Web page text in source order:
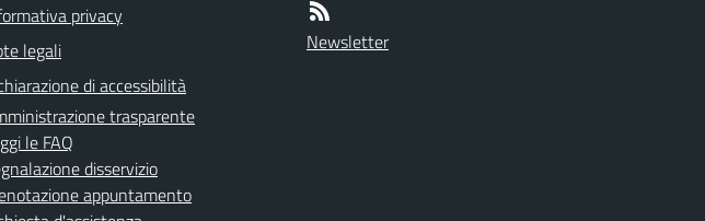
privacy
legali
di accessibilità
trasparente
le FAQ
disservizio
appuntamento
Newsletter